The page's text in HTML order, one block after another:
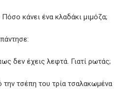
κάνει ένα κλαδάκι μιμόζα;
δεν έχεις λεφτά. Γιατί ρωτάς;
τσέπη του τρία τσαλακωμένα